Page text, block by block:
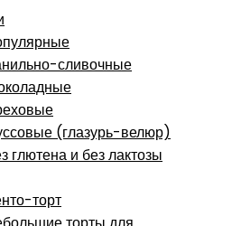
сливочные
(глазурь-велюр)
глютена и без лактозы
торт